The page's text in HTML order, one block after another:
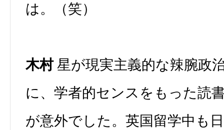
は。（笑）
木村星が現実主義的な辣腕政
に、学者的センスをもった読
が意外でした。英国留学中も